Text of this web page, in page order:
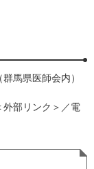
馬県医師会内）
外部リンク＞ ／電